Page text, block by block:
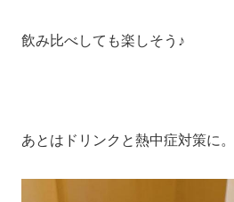
飲み比べしても楽しそう♪
あとはドリンクと熱中症対策に。